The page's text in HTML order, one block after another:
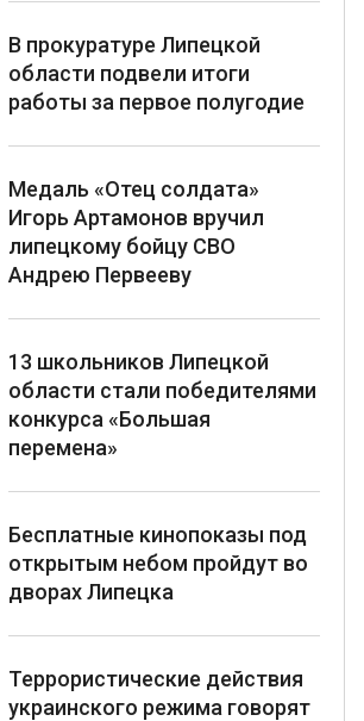
В прокуратуре Липецкой
области подвели итоги
работы за первое полугодие
Медаль «Отец солдата»
Игорь Артамонов вручил
липецкому бойцу СВО
Андрею Первееву
13 школьников Липецкой
области стали победителями
конкурса «Большая
перемена»
Бесплатные кинопоказы под
открытым небом пройдут во
дворах Липецка
Террористические действия
украинского режима говорят